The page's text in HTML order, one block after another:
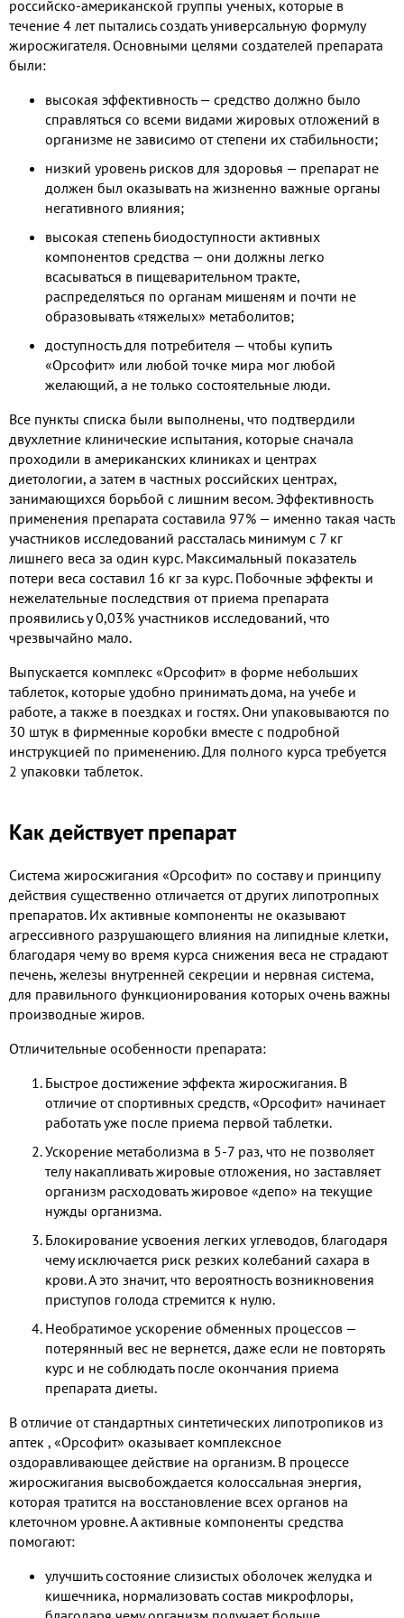
российско-американской группы ученых, которые в
течение 4 лет пытались создать универсальную формулу
жиросжигателя. Основными целями создателей препарата
были:
высокая эффективность — средство должно было
справляться со всеми видами жировых отложений в
организме не зависимо от степени их стабильности;
низкий уровень рисков для здоровья — препарат не
должен был оказывать на жизненно важные органы
негативного влияния;
высокая степень биодоступности активных
компонентов средства — они должны легко
всасываться в пищеварительном тракте,
распределяться по органам мишеням и почти не
образовывать «тяжелых» метаболитов;
доступность для потребителя — чтобы купить
«Орсофит» или любой точке мира мог любой
желающий, а не только состоятельные люди.
Все пункты списка были выполнены, что подтвердили
двухлетние клинические испытания, которые сначала
проходили в американских клиниках и центрах
диетологии, а затем в частных российских центрах,
занимающихся борьбой с лишним весом. Эффективность
применения препарата составила 97% — именно такая часть
участников исследований рассталась минимум с 7 кг
лишнего веса за один курс. Максимальный показатель
потери веса составил 16 кг за курс. Побочные эффекты и
нежелательные последствия от приема препарата
проявились у 0,03% участников исследований, что
чрезвычайно мало.
Выпускается комплекс «Орсофит» в форме небольших
таблеток, которые удобно принимать дома, на учебе и
работе, а также в поездках и гостях. Они упаковываются по
30 штук в фирменные коробки вместе с подробной
инструкцией по применению. Для полного курса требуется
2 упаковки таблеток.
Как действует препарат
Система жиросжигания «Орсофит» по составу и принципу
действия существенно отличается от других липотропных
препаратов. Их активные компоненты не оказывают
агрессивного разрушающего влияния на липидные клетки,
благодаря чему во время курса снижения веса не страдают
печень, железы внутренней секреции и нервная система,
для правильного функционирования которых очень важны
производные жиров.
Отличительные особенности препарата:
Быстрое достижение эффекта жиросжигания. В
отличие от спортивных средств, «Орсофит» начинает
работать уже после приема первой таблетки.
Ускорение метаболизма в 5-7 раз, что не позволяет
телу накапливать жировые отложения, но заставляет
организм расходовать жировое «депо» на текущие
нужды организма.
Блокирование усвоения легких углеводов, благодаря
чему исключается риск резких колебаний сахара в
крови. А это значит, что вероятность возникновения
приступов голода стремится к нулю.
Необратимое ускорение обменных процессов —
потерянный вес не вернется, даже если не повторять
курс и не соблюдать после окончания приема
препарата диеты.
В отличие от стандартных синтетических липотропиков из
аптек , «Орсофит» оказывает комплексное
оздоравливающее действие на организм. В процессе
жиросжигания высвобождается колоссальная энергия,
которая тратится на восстановление всех органов на
клеточном уровне. А активные компоненты средства
помогают:
улучшить состояние слизистых оболочек желудка и
кишечника, нормализовать состав микрофлоры,